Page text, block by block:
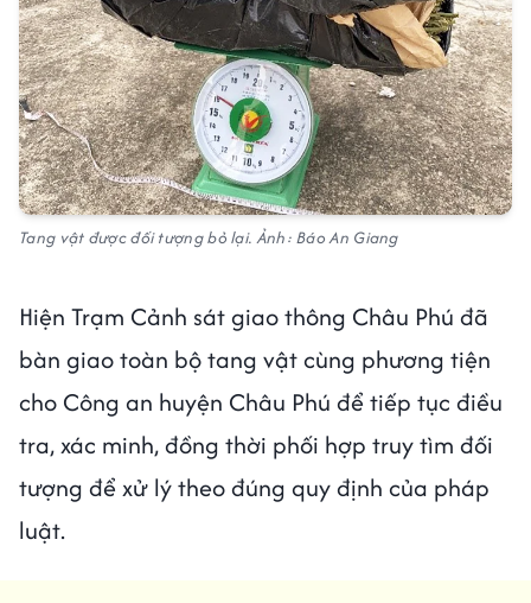
Tang vật được đối tượng bỏ lại. Ảnh: Báo An Giang
Hiện Trạm Cảnh sát giao thông Châu Phú đã
bàn giao toàn bộ tang vật cùng phương tiện
cho Công an huyện Châu Phú để tiếp tục điều
tra, xác minh, đồng thời phối hợp truy tìm đối
tượng để xử lý theo đúng quy định của pháp
luật.